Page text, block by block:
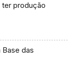
ter produção
Base das